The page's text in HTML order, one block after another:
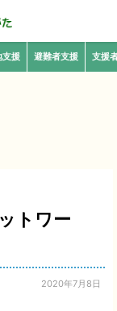
支援 避難者支援 支援
トワー
2020年7月8日